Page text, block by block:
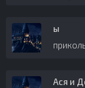
ы
Ася и